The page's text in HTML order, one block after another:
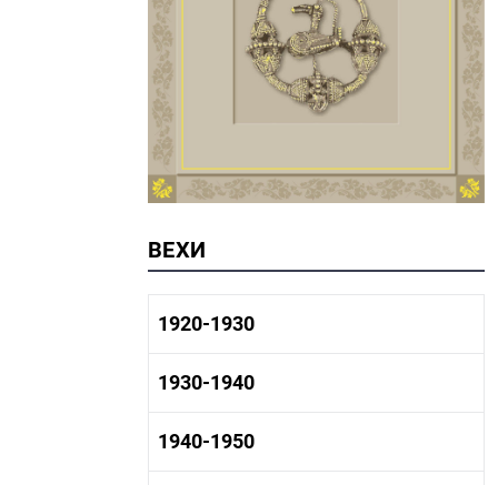
ВЕХИ
1920-1930
1920-1930 история
1920-1930 культура
1930-1940
1930-1940 история
1930-1940 культура
1940-1950